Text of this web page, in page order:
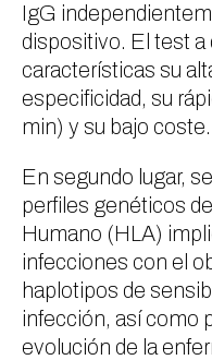
IgG
dispositivo. El test a
características su
especificidad, su
min) y su bajo coste.
En segundo lugar,
perfiles genéticos
Humano (HLA)
infecciones con el
haplotipos de
infección, así como
evolución de la